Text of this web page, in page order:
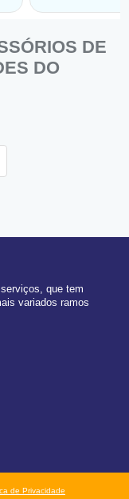
DE
DO
que tem
variados ramos
de Privacidade